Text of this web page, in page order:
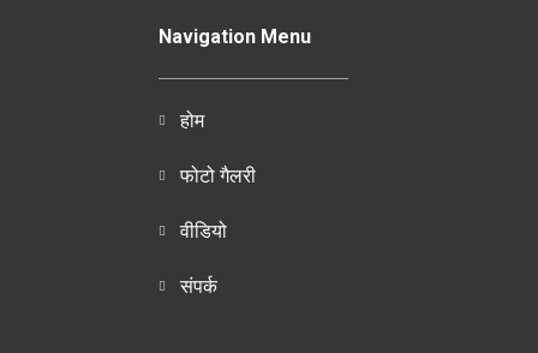
Navigation Menu
होम
फोटो गैलरी
वीडियो
संपर्क